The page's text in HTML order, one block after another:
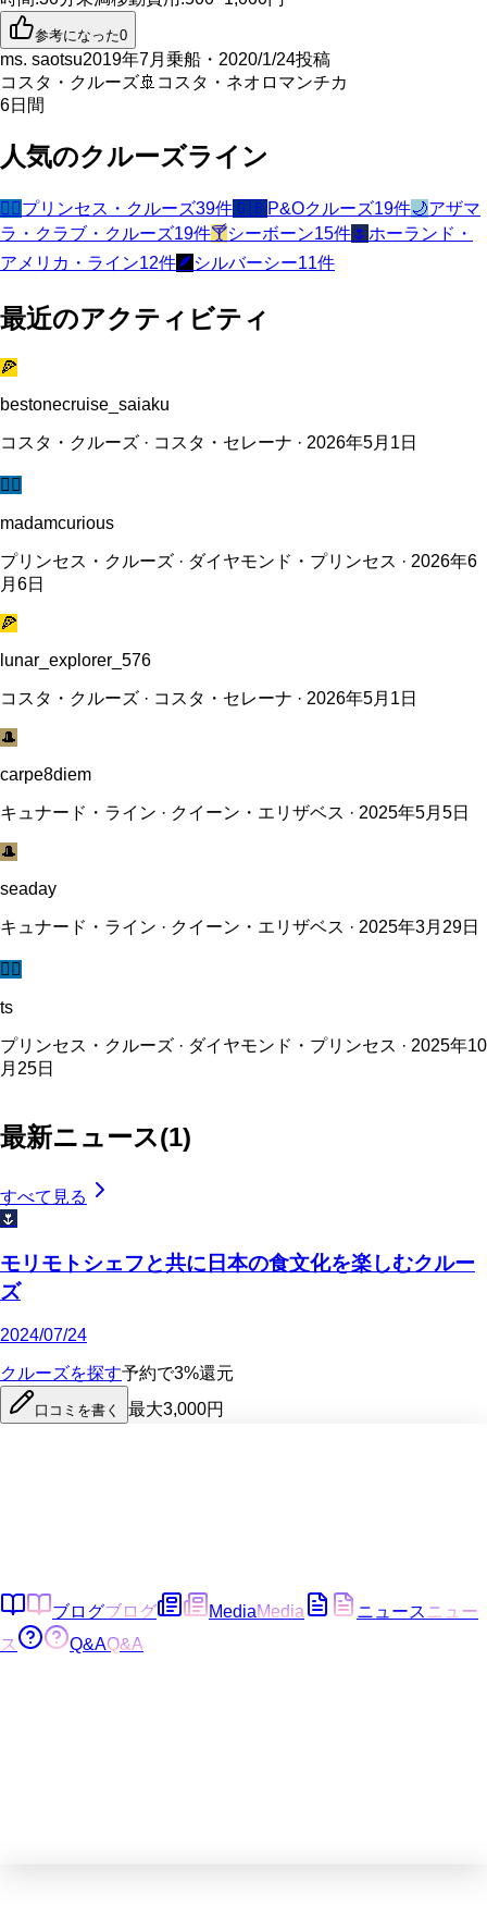
参考になった0
ms. saotsu2019年7月乗船・2020/1/24投稿
コスタ・クルーズ🚢 コスタ・ネオロマンチカ
6日間
人気のクルーズライン
🧜‍♀️ プリンセス・クルーズ39件🇬🇧P&Oクルーズ19件🌙アザマ
ラ・クラブ・クルーズ19件🍸シーボーン15件🌷 ホーランド・
アメリカ・ライン12件🪶 シルバーシー11件
最近のアクティビティ
🍕
bestonecruise_saiaku
コスタ・クルーズ · コスタ・セレーナ · 2026年5月1日
🧜‍♀️
madamcurious
プリンセス・クルーズ · ダイヤモンド・プリンセス · 2026年6
月6日
🍕
lunar_explorer_576
コスタ・クルーズ · コスタ・セレーナ · 2026年5月1日
🎩
carpe8diem
キュナード・ライン · クイーン・エリザベス · 2025年5月5日
🎩
seaday
キュナード・ライン · クイーン・エリザベス · 2025年3月29日
🧜‍♀️
ts
プリンセス・クルーズ · ダイヤモンド・プリンセス · 2025年10
月25日
最新ニュース(1)
すべて見る
🌷
モリモトシェフと共に日本の食文化を楽しむクルー
ズ
2024/07/24
クルーズを探す予約で3%還元
口コミを書く 最大3,000円
ブログブログ MediaMedia ニュース ニュー
ス
Q&AQ&A